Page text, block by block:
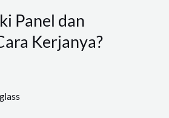
Panel dan
Kerjanya?